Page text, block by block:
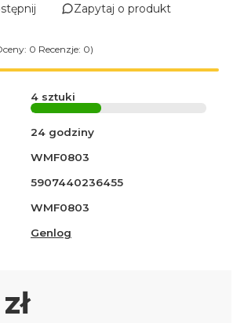
Zapytaj o produkt
0 Recenzje: 0)
4 sztuki
24 godziny
WMF0803
5907440236455
WMF0803
Genlog